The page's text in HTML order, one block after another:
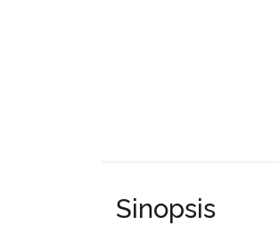
Sinopsis